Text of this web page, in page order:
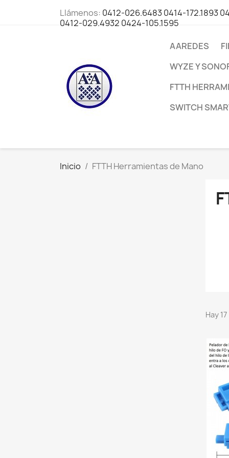
Llámenos: 0412-026.6483 0414-172.1893
0412-029.4932 0424-105.1595
AAREDES
WYZE Y
FTTH
SWITCH
Inicio FTTH Herramientas de Mano
Hay